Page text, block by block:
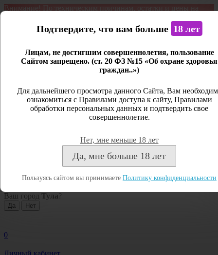
Внимание! По техническим причинам, остатки и цены на
является демонстрационным. Дистанционная продажа не
Открыть сайдбар
Личный кабинет
Закрыть
Посмотреть все результаты
Ваш город Тула ?
0
Личный кабинет
Подтвердите, что вам больше 18 лет
Лицам, не достигшим совершеннолетия, пользование
Сайтом запрещено. (ст. 20 ФЗ №15 «Об охране здоровья
граждан..»)
Для дальнейшего просмотра данного Сайта, Вам
ознакомиться с Правилами доступа к сайту, Правилами
обработки персональных данных и подтвердить свое
совершеннолетие.
Нет, мне меньше 18 лет
Да, мне больше 18 лет
Пользуясь сайтом вы принимаете Политику конфиденциальности